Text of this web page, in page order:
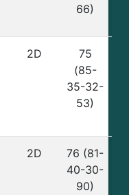
66)
2D
75
(85-
35-32-
53)
2D
76 (81-
40-30-
90)